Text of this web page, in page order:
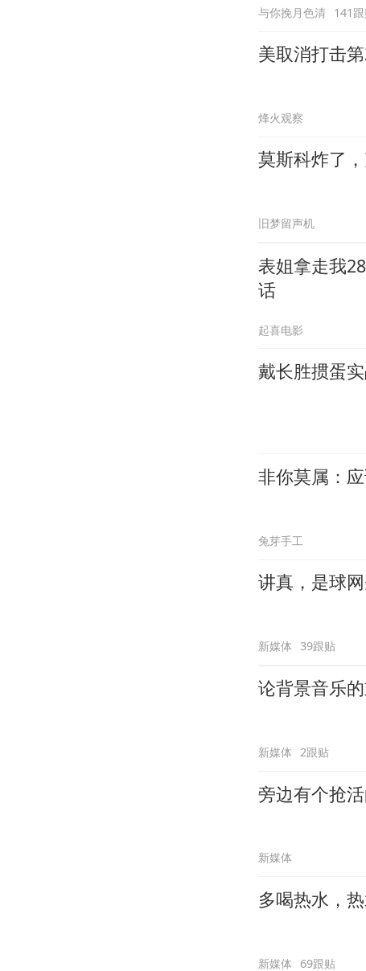
与你挽月色清 141
美取消打击
烽火观察
莫斯科炸了
旧梦留声机
表姐拿走我
话
起喜电影
戴长胜掼蛋
非你莫属：
兔芽手工
讲真，是球
新媒体 39跟贴
论背景音乐的
新媒体 2跟贴
旁边有个抢
新媒体
多喝热水，
新媒体 69跟贴